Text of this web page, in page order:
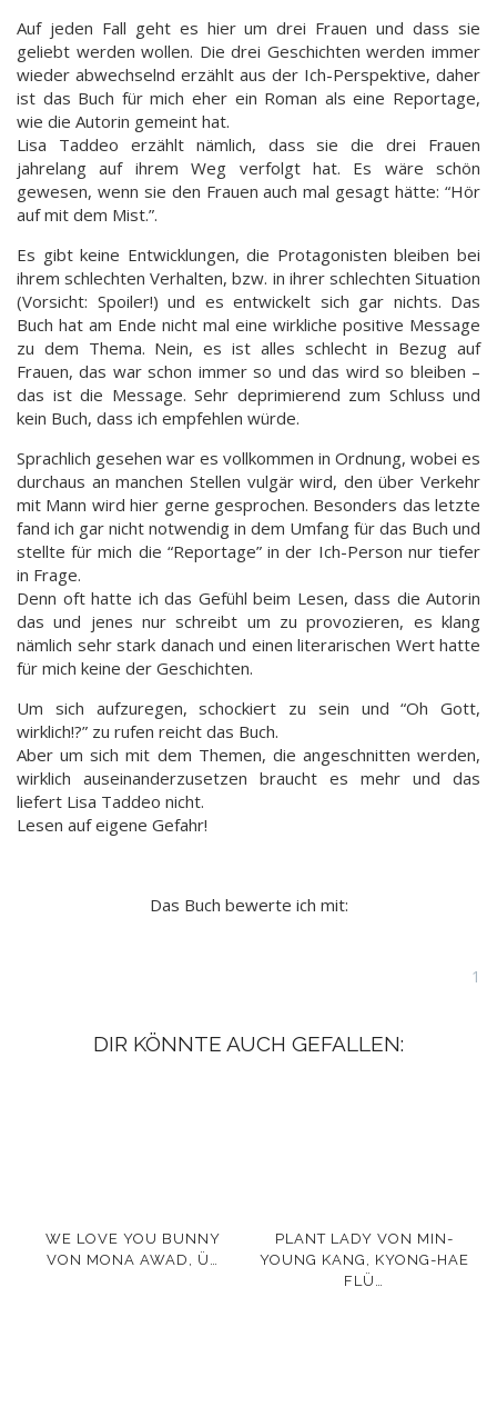
Auf jeden Fall geht es hier um drei Frauen und dass sie
geliebt werden wollen. Die drei Geschichten werden immer
wieder abwechselnd erzählt aus der Ich-Perspektive, daher
ist das Buch für mich eher ein Roman als eine Reportage,
wie die Autorin gemeint hat.
Lisa Taddeo erzählt nämlich, dass sie die drei Frauen
jahrelang auf ihrem Weg verfolgt hat. Es wäre schön
gewesen, wenn sie den Frauen auch mal gesagt hätte: “Hör
auf mit dem Mist.”.
Es gibt keine Entwicklungen, die Protagonisten bleiben bei
ihrem schlechten Verhalten, bzw. in ihrer schlechten Situation
(Vorsicht: Spoiler!) und es entwickelt sich gar nichts. Das
Buch hat am Ende nicht mal eine wirkliche positive Message
zu dem Thema. Nein, es ist alles schlecht in Bezug auf
Frauen, das war schon immer so und das wird so bleiben –
das ist die Message. Sehr deprimierend zum Schluss und
kein Buch, dass ich empfehlen würde.
Sprachlich gesehen war es vollkommen in Ordnung, wobei es
durchaus an manchen Stellen vulgär wird, den über Verkehr
mit Mann wird hier gerne gesprochen. Besonders das letzte
fand ich gar nicht notwendig in dem Umfang für das Buch und
stellte für mich die “Reportage” in der Ich-Person nur tiefer
in Frage.
Denn oft hatte ich das Gefühl beim Lesen, dass die Autorin
das und jenes nur schreibt um zu provozieren, es klang
nämlich sehr stark danach und einen literarischen Wert hatte
für mich keine der Geschichten.
Um sich aufzuregen, schockiert zu sein und “Oh Gott,
wirklich!?” zu rufen reicht das Buch.
Aber um sich mit dem Themen, die angeschnitten werden,
wirklich auseinanderzusetzen braucht es mehr und das
liefert Lisa Taddeo nicht.
Lesen auf eigene Gefahr!
Das Buch bewerte ich mit:
1
DIR KÖNNTE AUCH GEFALLEN:
WE LOVE YOU BUNNY
VON MONA AWAD, Ü…
PLANT LADY VON MIN-
YOUNG KANG, KYONG-HAE
FLÜ…